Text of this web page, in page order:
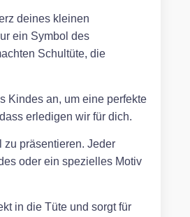
deines kleinen
ein Symbol des
Schultüte, die
Kindes an, um eine perfekte
erledigen wir für dich.
präsentieren. Jeder
oder ein spezielles Motiv
in die Tüte und sorgt für